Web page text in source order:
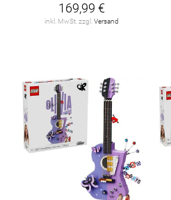
169,99 €
inkl. MwSt. zzgl.Versand